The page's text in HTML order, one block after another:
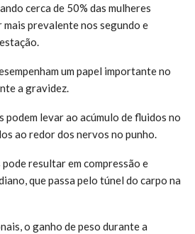
cerca de 50% das mulheres
mais prevalente nos segundo e
um papel importante no
a gravidez.
podem levar ao acúmulo de fluidos no
ao redor dos nervos no punho.
resultar em compressão e
que passa pelo túnel do carpo na
o ganho de peso durante a